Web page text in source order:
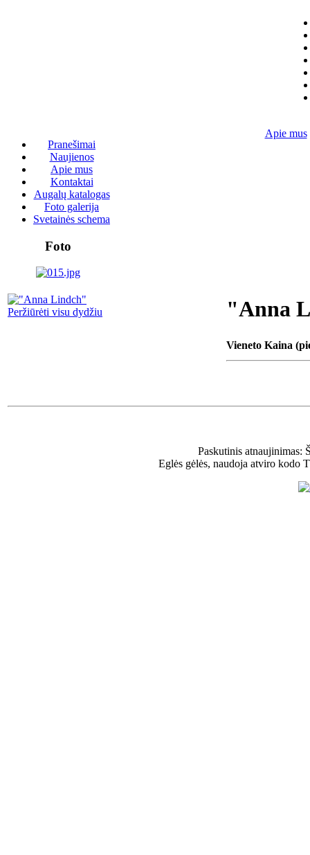
Pranešimai
Naujienos
Apie mus
Kontaktai
Augalų katalogas
Foto galerija
Svetainės schema
Foto
Apie mus
Peržiūrėti visu dydžiu "Anna
Vieneto Kaina
Paskutinis atnaujinimas:
Eglės gėlės, naudoja atviro kodo